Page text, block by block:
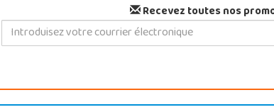
Recevez toutes nos